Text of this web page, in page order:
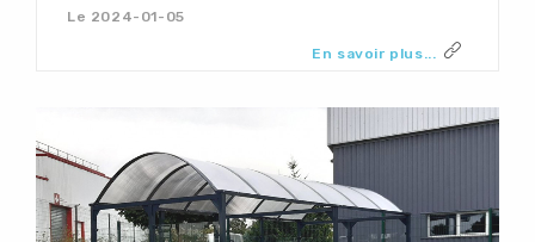
Le 2024-01-05
En savoir plus...